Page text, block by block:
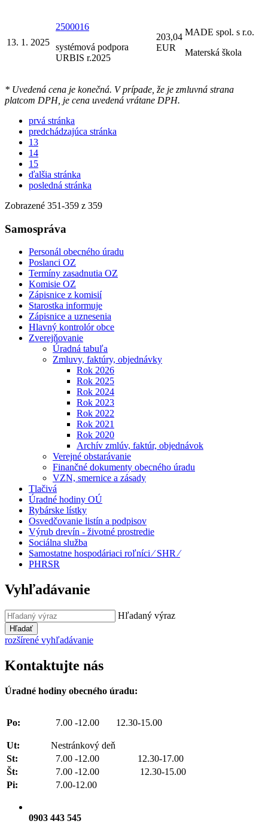
13. 1. 2025
2500016
systémová podpora
URBIS r.2025
203,04
EUR
MADE spol. s r.o.
Materská škola
* Uvedená cena je konečná. V prípade, že je zmluvná strana
platcom DPH, je cena uvedená vrátane DPH.
prvá stránka
predchádzajúca stránka
13
14
15
ďalšia stránka
posledná stránka
Zobrazené 351-359 z 359
Samospráva
Personál obecného úradu
Poslanci OZ
Termíny zasadnutia OZ
Komisie OZ
Zápisnice z komisií
Starostka informuje
Zápisnice a uznesenia
Hlavný kontrolór obce
Zverejňovanie
Úradná tabuľa
Zmluvy, faktúry, objednávky
Rok 2026
Rok 2025
Rok 2024
Rok 2023
Rok 2022
Rok 2021
Rok 2020
Archív zmlúv, faktúr, objednávok
Verejné obstarávanie
Finančné dokumenty obecného úradu
VZN, smernice a zásady
Tlačivá
Úradné hodiny OÚ
Rybárske lístky
Osvedčovanie listín a podpisov
Výrub drevín - životné prostredie
Sociálna služba
Samostatne hospodáriaci roľníci ⁄ SHR ⁄
PHRSR
Vyhľadávanie
Hľadaný výraz
Hľadať
rozšírené vyhľadávanie
Kontaktujte nás
Úradné hodiny obecného úradu:
Po: 7.00 -12.00 12.30-15.00
Ut:
Nestránkový deň
St:
7.00 -12.00 12.30-17.00
Št:
7.00 -12.00 12.30-15.00
Pi:
7.00-12.00
0903 443 545